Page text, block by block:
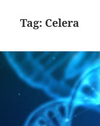
Tag: Celera